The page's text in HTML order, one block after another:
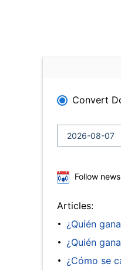
Convert
Follow
Articles:
¿Quién
¿Quién
¿Cómo se